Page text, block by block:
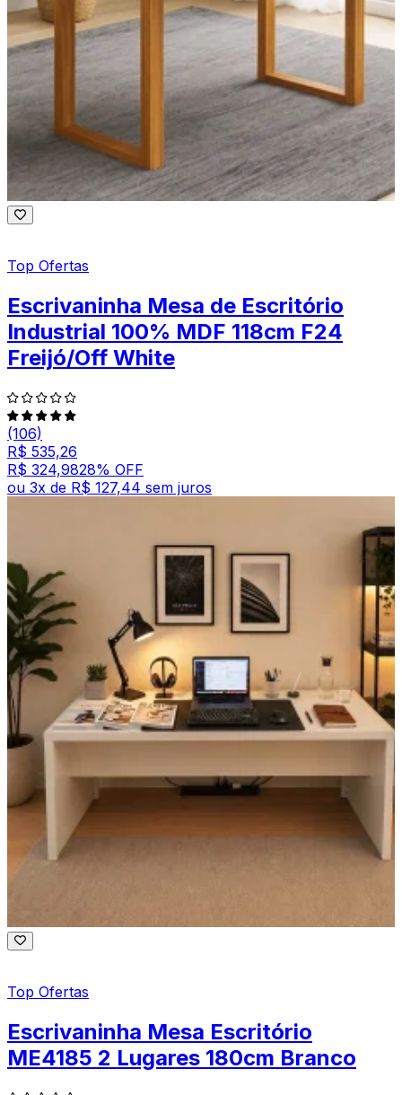
Top Ofertas
Escrivaninha Mesa de Escritório
Industrial 100% MDF 118cm F24
Freijó/Off White
(106)
R$ 535,26
R$ 324,9828% OFF
ou 3x de R$ 127,44 sem juros
Top Ofertas
Escrivaninha Mesa Escritório
ME4185 2 Lugares 180cm Branco